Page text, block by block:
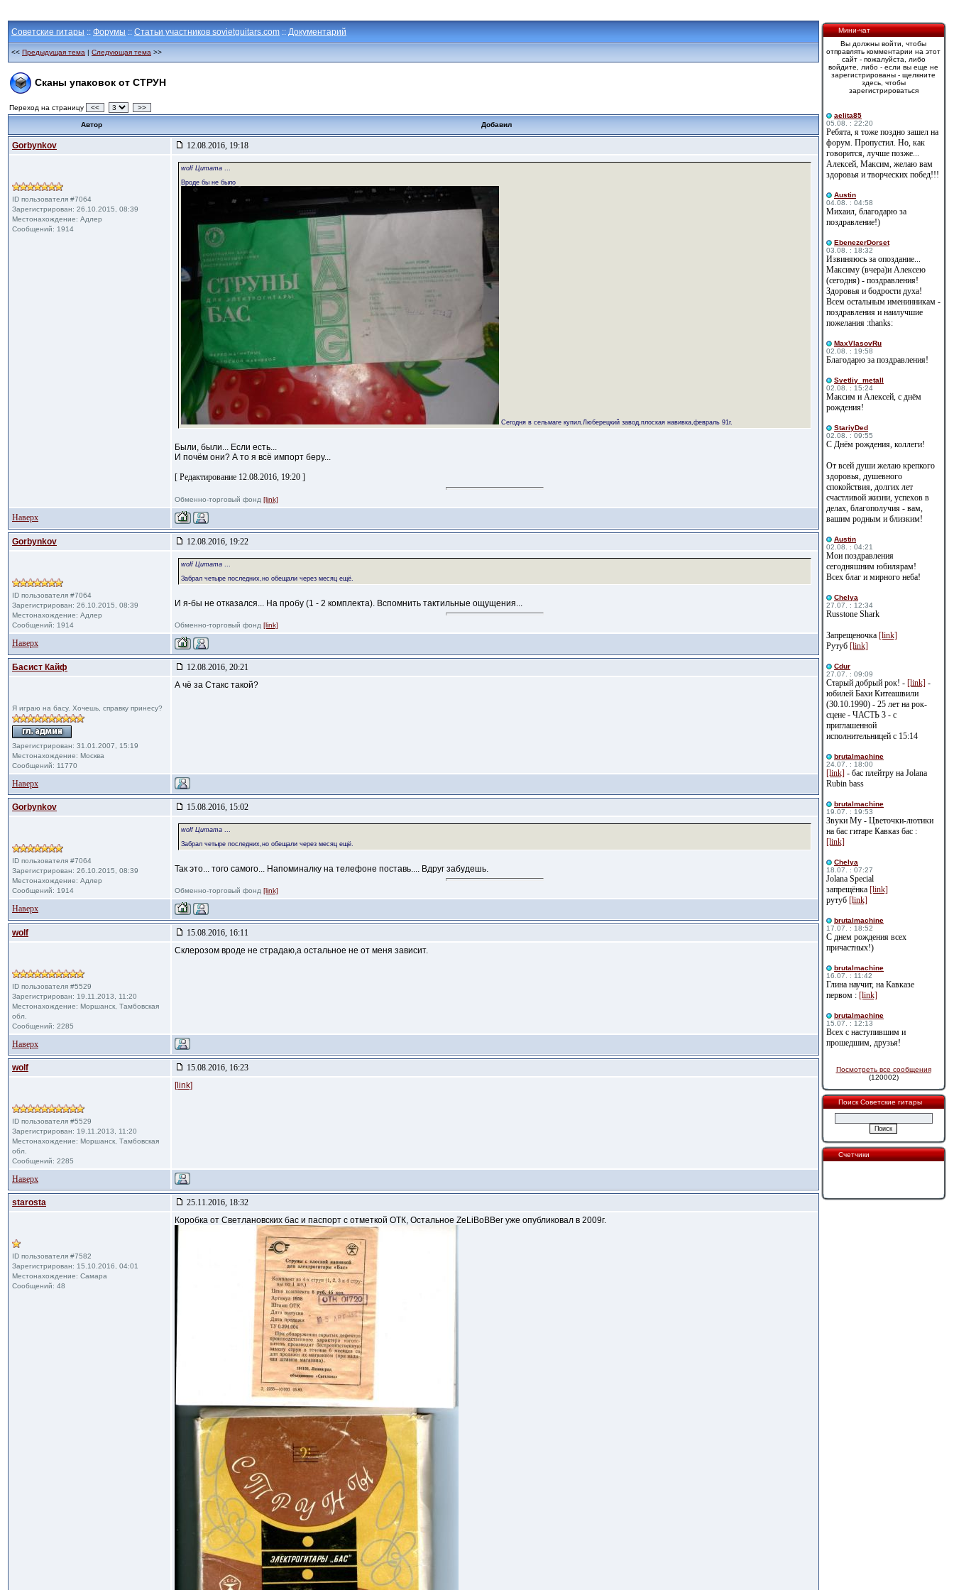
Советские гитары :: Форумы :: Статьи участников sovietguitars.com :: Документарий
<< Предыдущая тема | Следующая тема >>
Сканы упаковок от СТРУН
Переход на страницу << >>
Автор Добавил
Gorbynkov 12.08.2016, 19:18
ID пользователя #7064
Зарегистрирован: 26.10.2015, 08:39
Местонахождение: Адлер
Сообщений: 1914
wolf Цитата ...
Вроде бы не было
Сегодня в сельмаге купил.Люберецкий завод,плоская навивка,февраль 91г.
Были, были... Если есть...
И почём они? А то я всё импорт беру...
[ Редактирование 12.08.2016, 19:20 ]
Обменно-торговый фонд [link]
Наверх
Gorbynkov 12.08.2016, 19:22
ID пользователя #7064
Зарегистрирован: 26.10.2015, 08:39
Местонахождение: Адлер
Сообщений: 1914
wolf Цитата ...
Забрал четыре последних,но обещали через месяц ещё.
И я-бы не отказался... На пробу (1 - 2 комплекта). Вспомнить тактильные ощущения...
Обменно-торговый фонд [link]
Наверх
Басист Кайф 12.08.2016, 20:21
Я играю на басу. Хочешь, справку принесу?
Зарегистрирован: 31.01.2007, 15:19
Местонахождение: Москва
Сообщений: 11770
А чё за Стакс такой?
Наверх
Gorbynkov 15.08.2016, 15:02
ID пользователя #7064
Зарегистрирован: 26.10.2015, 08:39
Местонахождение: Адлер
Сообщений: 1914
wolf Цитата ...
Забрал четыре последних,но обещали через месяц ещё.
Так это... того самого... Напоминалку на телефоне поставь.... Вдруг забудешь.
Обменно-торговый фонд [link]
Наверх
wolf 15.08.2016, 16:11
ID пользователя #5529
Зарегистрирован: 19.11.2013, 11:20
Местонахождение: Моршанск, Тамбовская
обл.
Сообщений: 2285
Склерозом вроде не страдаю,а остальное не от меня зависит.
Наверх
wolf 15.08.2016, 16:23
ID пользователя #5529
Зарегистрирован: 19.11.2013, 11:20
Местонахождение: Моршанск, Тамбовская
обл.
Сообщений: 2285
[link]
Наверх
starosta 25.11.2016, 18:32
ID пользователя #7582
Зарегистрирован: 15.10.2016, 04:01
Местонахождение: Самара
Сообщений: 48
Коробка от Светлановских бас и паспорт с отметкой ОТК, Остальное ZeLiBoBBer уже опубликовал в 2009г.
Мини-чат
Вы должны войти, чтобы
отправлять комментарии на этот
сайт - пожалуйста, либо
войдите, либо - если вы еще не
зарегистрированы - щелкните
здесь, чтобы
зарегистрироваться
aelita85
05.08. : 22:20
Ребята, я тоже поздно зашел на
форум. Пропустил. Но, как
говорится, лучше позже...
Алексей, Максим, желаю вам
здоровья и творческих побед!!!
Austin
04.08. : 04:58
Михаил, благодарю за
поздравление!)
EbenezerDorset
03.08. : 18:32
Извиняюсь за опоздание...
Максиму (вчера)и Алексею
(сегодня) - поздравления!
Здоровья и бодрости духа!
Всем остальным именинникам -
поздравления и наилучшие
пожелания :thanks:
MaxVlasovRu
02.08. : 19:58
Благодарю за поздравления!
Svetliy_metall
02.08. : 15:24
Максим и Алексей, с днём
рождения!
StariyDed
02.08. : 09:55
С Днём рождения, коллеги!
От всей души желаю крепкого
здоровья, душевного
спокойствия, долгих лет
счастливой жизни, успехов в
делах, благополучия - вам,
вашим родным и близким!
Austin
02.08. : 04:21
Мои поздравления
сегодняшним юбилярам!
Всех благ и мирного неба!
Сhelya
27.07. : 12:34
Russtone Shark
Запрещеночка [link]
Рутуб [link]
Cdur
27.07. : 09:09
Старый добрый рок! - [link] -
юбилей Бахи Китеашвили
(30.10.1990) - 25 лет на рок-
сцене - ЧАСТЬ 3 - с
приглашенной
исполнительницей с 15:14
brutalmachine
24.07. : 18:00
[link] - бас плейтру на Jolana
Rubin bass
brutalmachine
19.07. : 19:53
Звуки Му - Цветочки-лютики
на бас гитаре Кавказ бас :
[link]
Сhelya
18.07. : 07:27
Jolana Special
запрещёнка [link]
рутуб [link]
brutalmachine
17.07. : 18:52
С днем рождения всех
причастных!)
brutalmachine
16.07. : 11:42
Глина научит, на Кавказе
первом : [link]
brutalmachine
15.07. : 12:13
Всех с наступившим и
прошедшим, друзья!
Посмотреть все сообщения
(120002)
Поиск Советские гитары
Счетчики